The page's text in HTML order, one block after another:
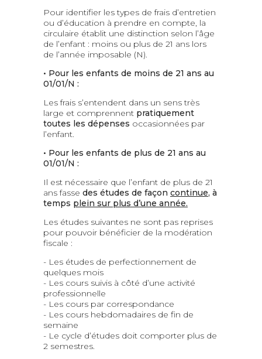
Pour identifier les types de frais d’entretien
ou d’éducation à prendre en compte, la
circulaire établit une distinction selon l’âge
de l’enfant : moins ou plus de 21 ans lors
de l’année imposable (N).
• Pour les enfants de moins de 21 ans au
01/01/N :
Les frais s’entendent dans un sens très
large et comprennent pratiquement
toutes les dépenses occasionnées par
l’enfant.
• Pour les enfants de plus de 21 ans au
01/01/N :
Il est nécessaire que l’enfant de plus de 21
ans fasse des études de façon continue, à
temps plein sur plus d’une année.
Les études suivantes ne sont pas reprises
pour pouvoir bénéficier de la modération
fiscale :
- Les études de perfectionnement de
quelques mois
- Les cours suivis à côté d’une activité
professionnelle
- Les cours par correspondance
- Les cours hebdomadaires de fin de
semaine
- Le cycle d’études doit comporter plus de
2 semestres.